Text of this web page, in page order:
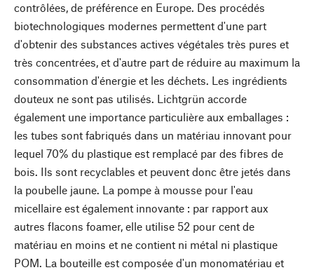
contrôlées, de préférence en Europe. Des procédés
biotechnologiques modernes permettent d'une part
d'obtenir des substances actives végétales très pures et
très concentrées, et d'autre part de réduire au maximum la
consommation d'énergie et les déchets. Les ingrédients
douteux ne sont pas utilisés. Lichtgrün accorde
également une importance particulière aux emballages :
les tubes sont fabriqués dans un matériau innovant pour
lequel 70% du plastique est remplacé par des fibres de
bois. Ils sont recyclables et peuvent donc être jetés dans
la poubelle jaune. La pompe à mousse pour l'eau
micellaire est également innovante : par rapport aux
autres flacons foamer, elle utilise 52 pour cent de
matériau en moins et ne contient ni métal ni plastique
POM. La bouteille est composée d'un monomatériau et